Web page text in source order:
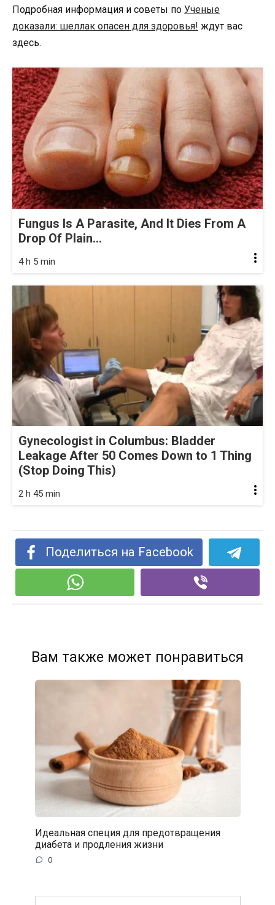
Подробная информация и советы по Ученые
доказали: шеллак опасен для здоровья! ждут вас
здесь.
Fungus Is A Parasite, And It Dies From A
Drop Of Plain...
4 h 5 min
Gynecologist in Columbus: Bladder
Leakage After 50 Comes Down to 1 Thing
(Stop Doing This)
2 h 45 min
Поделиться на Facebook
Вам также может понравиться
Идеальная специя для предотвращения
диабета и продления жизни
0